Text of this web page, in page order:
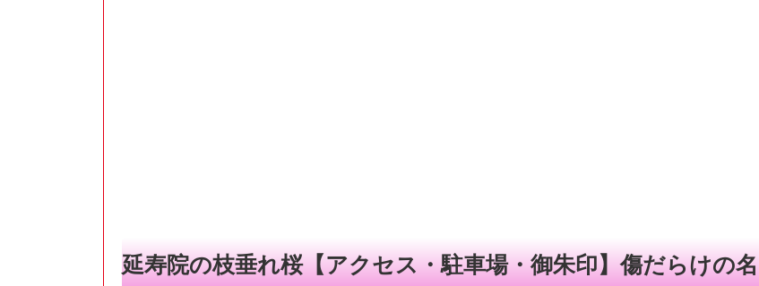
延寿院の枝垂れ桜【アクセス・駐車場・御朱印】傷だらけの名